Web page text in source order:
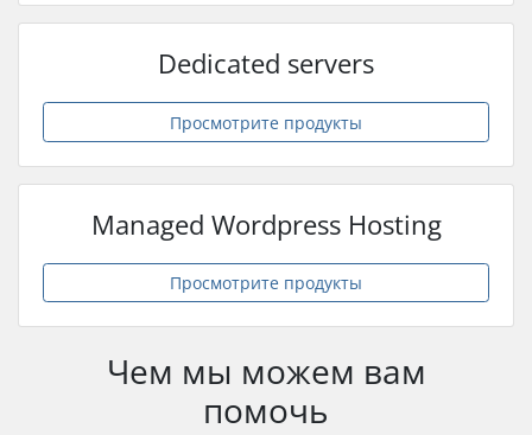
Dedicated servers
Просмотрите продукты
Managed Wordpress Hosting
Просмотрите продукты
Чем мы можем вам
помочь